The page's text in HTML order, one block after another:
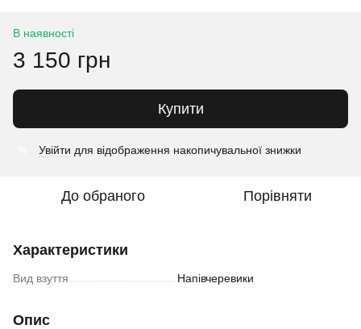
В наявності
3 150 грн
Купити
Увійти для відображення накопичувальної знижки
До обраного Порівняти
Характеристики
Вид взуття Напівчеревики
Опис